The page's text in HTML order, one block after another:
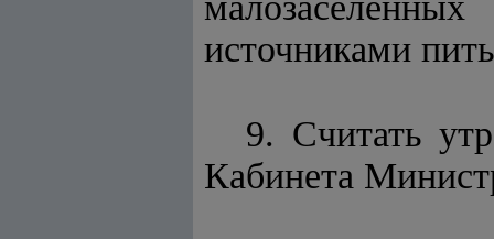
источниками
9. Считать
Кабинета